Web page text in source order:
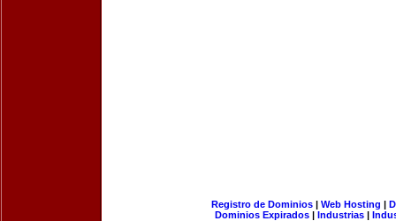
Registro de Dominios| Web Hosting |
Dominios Expirados | Industrias |